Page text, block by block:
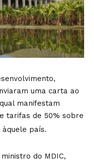
uma carta ao
manifestam
tarifas de 50% sobre
país.
do MDIC,